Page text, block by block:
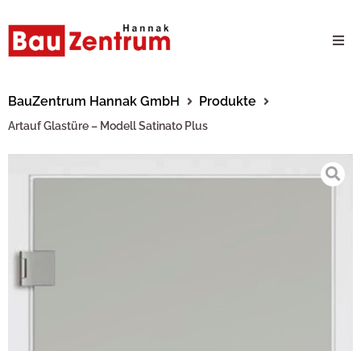
B2B Kundenportal
Unternehmen
BauZentrum Hannak GmbH Produkte
Artauf Glastüre – Modell Satinato Plus